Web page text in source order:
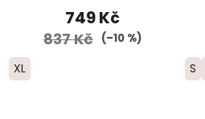
černé/šedé
749 Kč
837 Kč (–10 %)
XL S